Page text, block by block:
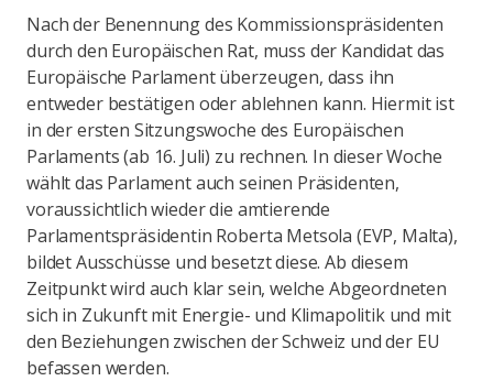
Nach der Benennung des Kommissionspräsidenten
durch den Europäischen Rat, muss der Kandidat das
Europäische Parlament überzeugen, dass ihn
entweder bestätigen oder ablehnen kann. Hiermit ist
in der ersten Sitzungswoche des Europäischen
Parlaments (ab 16. Juli) zu rechnen. In dieser Woche
wählt das Parlament auch seinen Präsidenten,
voraussichtlich wieder die amtierende
Parlamentspräsidentin Roberta Metsola (EVP, Malta),
bildet Ausschüsse und besetzt diese. Ab diesem
Zeitpunkt wird auch klar sein, welche Abgeordneten
sich in Zukunft mit Energie- und Klimapolitik und mit
den Beziehungen zwischen der Schweiz und der EU
befassen werden.